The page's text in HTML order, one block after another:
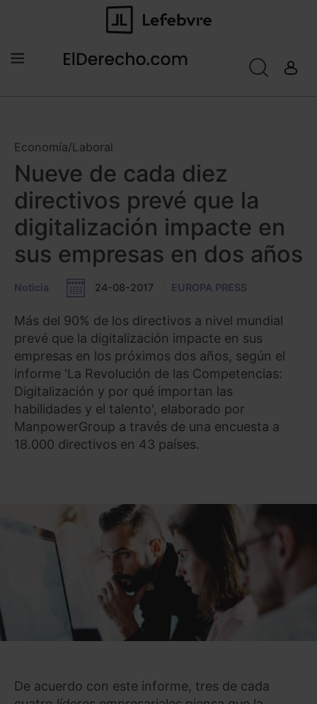
Economía/Laboral
Nueve de cada diez
directivos prevé que la
digitalización impacte en
sus empresas en dos años
Noticia 24-08-2017 EUROPA PRESS
Más del 90% de los directivos a nivel mundial
prevé que la digitalización impacte en sus
empresas en los próximos dos años, según el
informe 'La Revolución de las Competencias:
Digitalización y por qué importan las
habilidades y el talento', elaborado por
ManpowerGroup a través de una encuesta a
18.000 directivos en 43 países.
De acuerdo con este informe, tres de cada